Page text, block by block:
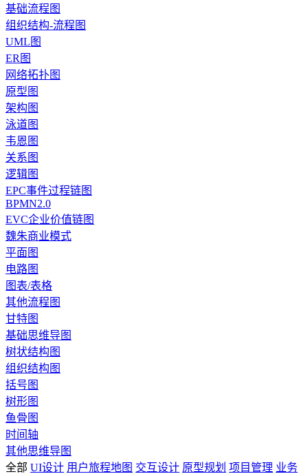
基础流程图
组织结构-流程图
UML图
ER图
网络拓扑图
原型图
架构图
泳道图
韦恩图
关系图
逻辑图
EPC事件过程链图
BPMN2.0
EVC企业价值链图
魏朱商业模式
平面图
电路图
图表/表格
其他流程图
甘特图
基础思维导图
树状结构图
组织结构图
括号图
树形图
鱼骨图
时间轴
其他思维导图
全部 UI设计 用户旅程地图 交互设计 原型规划 项目管理 业务